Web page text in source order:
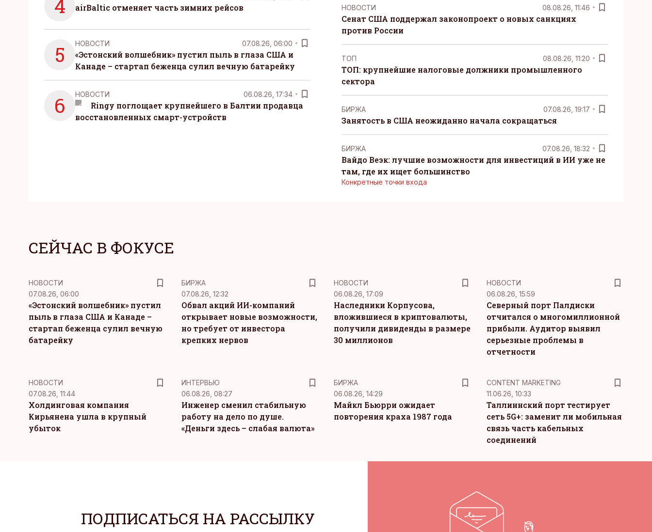
4 airBaltic отменяет часть зимних рейсов
5 НОВОСТИ 07.08.26, 06:00
«Эстонский волшебник» пустил пыль в глаза США и
Канаде – стартап беженца сулил вечную батарейку
6 НОВОСТИ 06.08.26, 17:34
Ringy поглощает крупнейшего в Балтии продавца
восстановленных смарт-устройств
НОВОСТИ 08.08.26, 11:46
Сенат США поддержал законопроект о новых санкциях
против России
ТОП 08.08.26, 11:20
ТОП: крупнейшие налоговые должники промышленного
сектора
БИРЖА 07.08.26, 19:17
Занятость в США неожиданно начала сокращаться
БИРЖА 07.08.26, 18:32
Вайдо Веэк: лучшие возможности для инвестиций в ИИ уже не
там, где их ищет большинство
Конкретные точки входа
СЕЙЧАС В ФОКУСЕ
НОВОСТИ
07.08.26, 06:00
«Эстонский волшебник» пустил
пыль в глаза США и Канаде –
стартап беженца сулил вечную
батарейку
БИРЖА
07.08.26, 12:32
Обвал акций ИИ-компаний
открывает новые возможности,
но требует от инвестора
крепких нервов
НОВОСТИ
06.08.26, 17:09
Наследники Корпусова,
вложившиеся в криптовалюты,
получили дивиденды в размере
30 миллионов
НОВОСТИ
06.08.26, 15:59
Северный порт Палдиски
отчитался о многомиллионной
прибыли. Аудитор выявил
серьезные проблемы в
отчетности
НОВОСТИ
07.08.26, 11:44
Холдинговая компания
Кирьянена ушла в крупный
убыток
ИНТЕРВЬЮ
06.08.26, 08:27
Инженер сменил стабильную
работу на дело по душе.
«Деньги здесь – слабая валюта»
БИРЖА
06.08.26, 14:29
Майкл Бьюрри ожидает
повторения краха 1987 года
KM
CONTENT MARKETING
11.06.26, 10:33
Таллиннский порт тестирует
сеть 5G+: заменит ли мобильная
связь часть кабельных
соединений
ПОДПИСАТЬСЯ НА РАССЫЛКУ